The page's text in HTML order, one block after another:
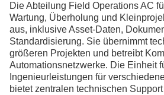
Die Abteilung Field Operations AC
Wartung, Überholung und
aus, inklusive Asset-Daten,
Standardisierung. Sie übernimmt
größeren Projekten und betreibt
Automationsnetzwerke. Die Einheit
Ingenieurleistungen für
bietet zentralen technischen